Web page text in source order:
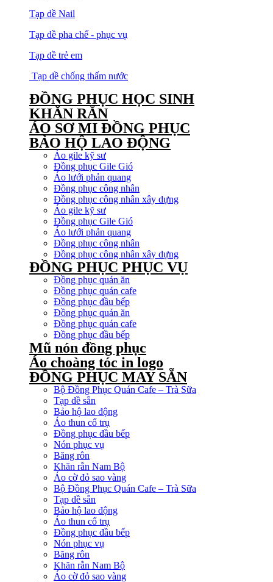
Tạp dề Nail
Tạp dề pha chế - phục vụ
Tạp dề trẻ em
Tạp dề chống thấm nước
ĐỒNG PHỤC HỌC SINH
KHĂN RẰN
ÁO SƠ MI ĐỒNG PHỤC
BẢO HỘ LAO ĐỘNG
Áo gile kỹ sư
Đồng phục Gile Gió
Áo lưới phản quang
Đồng phục công nhân
Đồng phục công nhân xây dựng
Áo gile kỹ sư
Đồng phục Gile Gió
Áo lưới phản quang
Đồng phục công nhân
Đồng phục công nhân xây dựng
ĐỒNG PHỤC PHỤC VỤ
Đồng phục quán ăn
Đồng phục quán cafe
Đồng phục đầu bếp
Đồng phục quán ăn
Đồng phục quán cafe
Đồng phục đầu bếp
Mũ nón đồng phục
Áo choàng tóc in logo
ĐỒNG PHỤC MAY SẴN
Bộ Đồng Phục Quán Cafe – Trà Sữa
Tạp dề sẵn
Bảo hộ lao động
Áo thun cổ trụ
Đồng phục đầu bếp
Nón phục vụ
Băng rôn
Khăn rằn Nam Bộ
Áo cờ đỏ sao vàng
Bộ Đồng Phục Quán Cafe – Trà Sữa
Tạp dề sẵn
Bảo hộ lao động
Áo thun cổ trụ
Đồng phục đầu bếp
Nón phục vụ
Băng rôn
Khăn rằn Nam Bộ
Áo cờ đỏ sao vàng